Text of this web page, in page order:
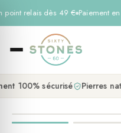
point relais dès 49 € Paiement
100% sécurisé Pierres